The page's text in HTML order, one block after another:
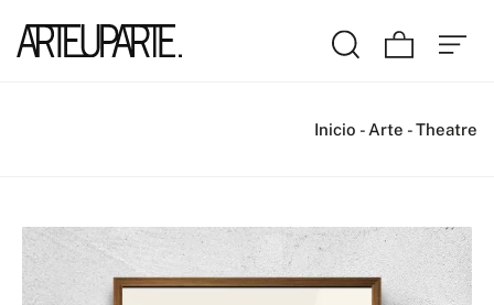
Inicio - Arte -Theatre